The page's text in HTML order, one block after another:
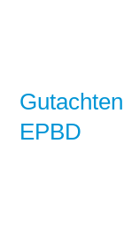
EPBD